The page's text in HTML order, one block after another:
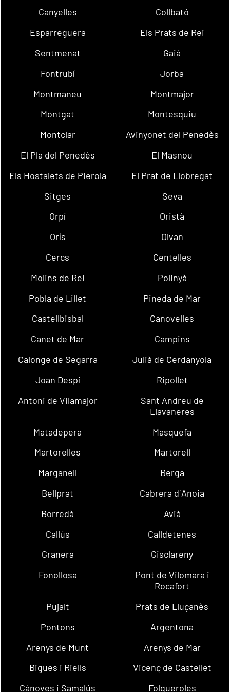
Canyelles
Collbató
Esparreguera
Els Prats de Rei
Sentmenat
Gaià
Fontrubí
Jorba
Montmaneu
Montmajor
Montgat
Montesquiu
Montclar
Avinyonet del Penedès
El Pla del Penedès
El Masnou
Els Hostalets de Pierola
El Prat de Llobregat
Sitges
Seva
Orpí
Oristà
Orís
Olvan
Cercs
Centelles
Molins de Rei
Polinyà
Pobla de Lillet
Pineda de Mar
Castellbisbal
Canovelles
Canet de Mar
Campins
Calonge de Segarra
Julià de Cerdanyola
Joan Despí
Ripollet
Antoni de Vilamajor
Sant Andreu de
Llavaneres
Matadepera
Masquefa
Martorelles
Martorell
Marganell
Berga
Bellprat
Cabrera d´Anoia
Borredà
Avià
Callús
Calldetenes
Granera
Gisclareny
Fonollosa
Pont de Vilomara i
Rocafort
Pujalt
Prats de Lluçanès
Pontons
Argentona
Arenys de Munt
Arenys de Mar
Bigues i Riells
Vicenç de Castellet
Cànoves i Samalús
Folgueroles